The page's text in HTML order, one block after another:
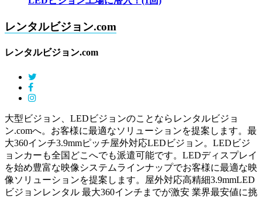
レンタルビジョン.com
レンタルビジョン.com
大型ビジョン、LEDビジョンのことならレンタルビジョ
ン.comへ。お客様に最適なソリューションを提案します。最
大360インチ3.9mmピッチ屋外対応LEDビジョン。LEDビジ
ョンカーも全国どこへでも派遣可能です。LEDディスプレイ
を始め豊富な映像システムラインナップでお客様に最適な映
像ソリューションを提案します。屋外対応高精細3.9mmLED
ビジョンレンタル 最大360インチまでが激安 業界最安値に挑